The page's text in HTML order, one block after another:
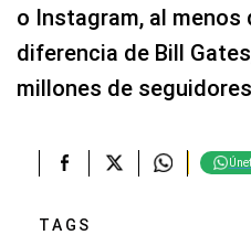
o Instagram, al menos
diferencia de Bill
millones de
TAGS